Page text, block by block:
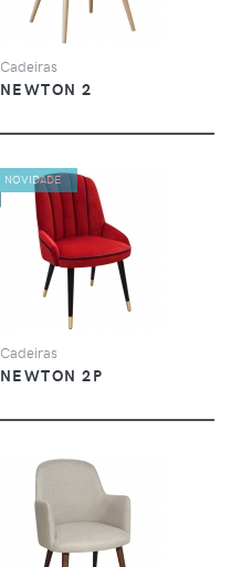
Cadeiras
NEWTON 2
NOVIDADE
VER
Cadeiras
NEWTON 2P
VER